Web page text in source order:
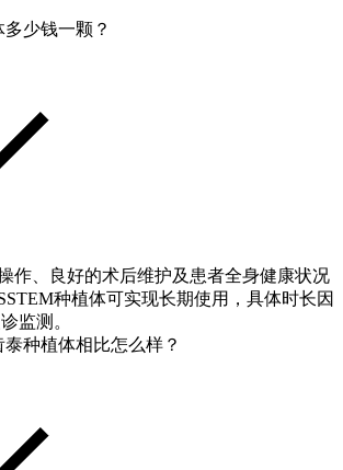
少钱一颗？
作、良好的术后维护及患者全身健康状况
种植体可实现长期使用，具体时长因
监测。
种植体相比怎么样？